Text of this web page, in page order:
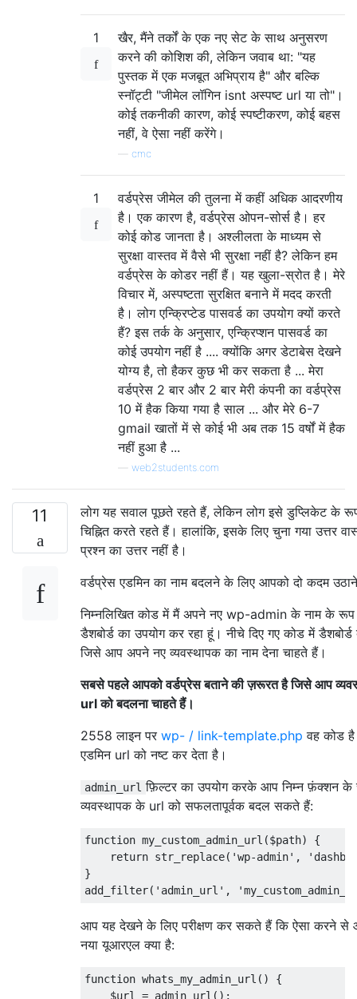
1
खैर, मैंने तर्कों के एक नए सेट के साथ अनुसरण
करने की कोशिश की, लेकिन जवाब था: "यह
पुस्तक में एक मजबूत अभिप्राय है" और बल्कि
स्नॉट्टी "जीमेल लॉगिन isnt अस्पष्ट url या तो"।
कोई तकनीकी कारण, कोई स्पष्टीकरण, कोई बहस
नहीं, वे ऐसा नहीं करेंगे।
cmc
1
वर्डप्रेस जीमेल की तुलना में कहीं अधिक आदरणीय
है। एक कारण है, वर्डप्रेस ओपन-सोर्स है। हर
कोई कोड जानता है। अश्लीलता के माध्यम से
सुरक्षा वास्तव में वैसे भी सुरक्षा नहीं है? लेकिन हम
वर्डप्रेस के कोडर नहीं हैं। यह खुला-स्रोत है। मेरे
विचार में, अस्पष्टता सुरक्षित बनाने में मदद करती
है। लोग एन्क्रिप्टेड पासवर्ड का उपयोग क्यों करते
हैं? इस तर्क के अनुसार, एन्क्रिप्शन पासवर्ड का
कोई उपयोग नहीं है .... क्योंकि अगर डेटाबेस देखने
योग्य है, तो हैकर कुछ भी कर सकता है ... मेरा
वर्डप्रेस 2 बार और 2 बार मेरी कंपनी का वर्डप्रेस
10 में हैक किया गया है साल ... और मेरे 6-7
gmail खातों में से कोई भी अब तक 15 वर्षों में हैक
नहीं हुआ है ...
web2students.com
11
लोग यह सवाल पूछते रहते हैं, लेकिन लोग इसे डुप्लिकेट के
चिह्नित करते रहते हैं। हालांकि, इसके लिए चुना गया उत्तर
प्रश्न का उत्तर नहीं है।
वर्डप्रेस एडमिन का नाम बदलने के लिए आपको दो कदम
निम्नलिखित कोड में मैं अपने नए wp-admin के नाम के
डैशबोर्ड का उपयोग कर रहा हूं। नीचे दिए गए कोड में
जिसे आप अपने नए व्यवस्थापक का नाम देना चाहते हैं।
सबसे पहले आपको वर्डप्रेस बताने की ज़रूरत है जिसे आप
url को बदलना चाहते हैं।
2558 लाइन पर wp- / link-template.php वह कोड है
एडमिन url को नष्ट कर देता है।
admin_url फ़िल्टर का उपयोग करके आप निम्न फ़ंक्शन के
व्यवस्थापक के url को सफलतापूर्वक बदल सकते हैं:
function my_custom_admin_url ($path)
{
return str_replace( 'wp-admin' ,
}
add_filter( 'admin_url' ,
आप यह देखने के लिए परीक्षण कर सकते हैं कि ऐसा करने से
नया यूआरएल क्या है:
function whats_my_admin_url ()
{
    $url
= admin_url ();